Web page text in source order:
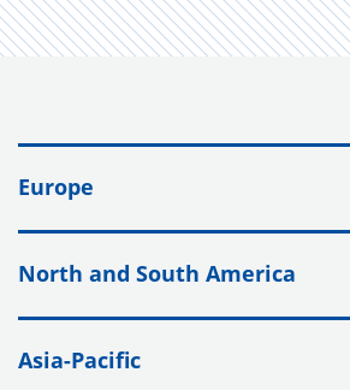
Europe
North and South America
Asia-Pacific